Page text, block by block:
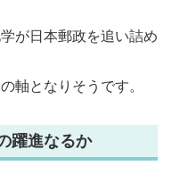
が日本郵政を追い詰め
軸となりそうです。
躍進なるか